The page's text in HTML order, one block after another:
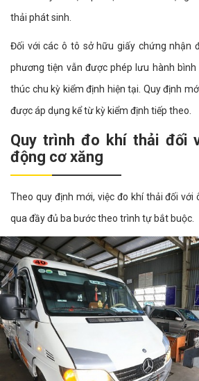
thải phát sinh.
Đối với các ô tô sở hữu giấy chứng nhận
phương tiện vẫn được phép lưu hành
thúc chu kỳ kiểm định hiện tại. Quy định
được áp dụng kể từ kỳ kiểm định tiếp theo.
Quy trình đo khí thải đối
động cơ xăng
Theo quy định mới, việc đo khí thải đối với
qua đầy đủ ba bước theo trình tự bắt buộc.